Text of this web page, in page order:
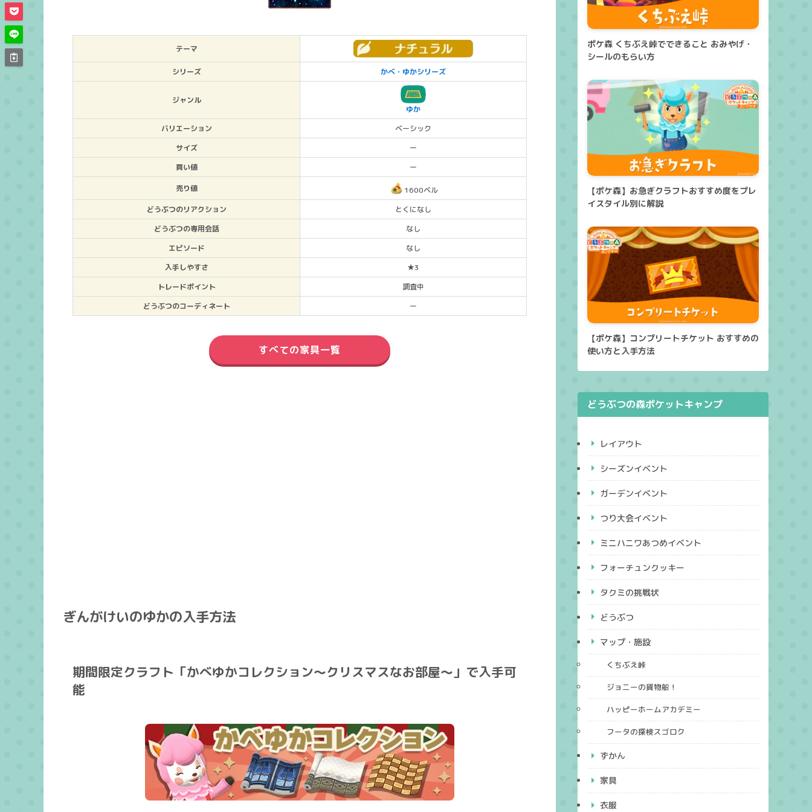
テーマ
シリーズ かべ・ゆかシリーズ
ジャンル
ゆか
バリエーション
ベーシック
サイズ
ー
買い値
ー
売り値
1600ベル
どうぶつのリアクション
とくになし
どうぶつの専用会話
なし
エピソード
なし
入手しやすさ
★3
トレードポイント
調査中
どうぶつのコーディネート
ー
すべての家具一覧
ぎんがけいのゆかの入手方法
期間限定クラフト「かべゆかコレクション～クリスマスなお部屋～」で入手可
能
ポケ森 くちぶえ峠でできること おみやげ・
シールのもらい方
【ポケ森】お急ぎクラフトおすすめ度をプレ
イスタイル別に解説
【ポケ森】コンプリートチケット おすすめの
使い方と入手方法
どうぶつの森ポケットキャンプ
レイアウト
シーズンイベント
ガーデンイベント
つり大会イベント
ミニハニワあつめイベント
フォーチュンクッキー
タクミの挑戦状
どうぶつ
マップ・施設
くちぶえ峠
ジョニーの貨物船！
ハッピーホームアカデミー
フータの探検スゴロク
ずかん
家具
衣服